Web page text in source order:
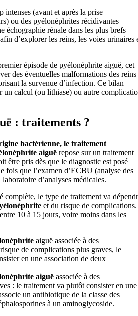
intenses (avant et après la prise
ou des pyélonéphrites récidivantes
échographie rénale dans les plus brefs
d’explorer les reins, les voies urinaires
épisode de pyélonéphrite aiguë, cet
des éventuelles malformations des reins
la survenue d’infection. Ce bilan
un calcul (ou lithiase) ou autre
: traitements ?
bactérienne, le traitement
aiguë repose sur un traitement
être pris dès que le diagnostic est posé
fois que l’examen d’ECBU (analyse des
d’analyses médicales.
le type de traitement va
et du risque de complications.
10 à 15 jours, voire moins dans les
aiguë associée à des
de complications plus graves, le
en une association de deux
aiguë associée à des
: le traitement va plutôt consister en une
un antibiotique de la classe des
à un aminoglycoside.